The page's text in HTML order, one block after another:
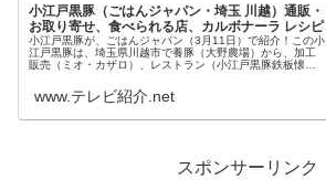
小江戸黒豚（ごはんジャパン・埼玉 川越）通販・
お取り寄せ、食べられる店、カルボナーラ レシピ
小江戸黒豚が、ごはんジャパン（3月11日）で紹介！この小
江戸黒豚は、埼玉県川越市で養豚（大野農場）から、加工
販売（ミオ・カザロ）、レストラン（小江戸黒豚鉄板懐石
が…今日のごはんジャパンでは...
www.テレビ紹介.net
スポンサーリンク